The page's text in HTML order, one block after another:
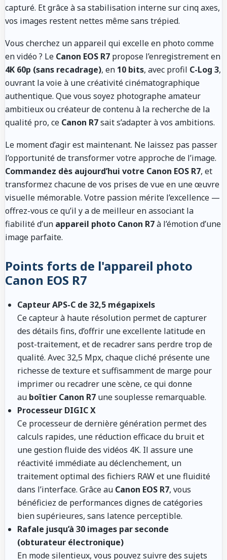
capturé. Et grâce à sa stabilisation interne sur cinq axes,
vos images restent nettes même sans trépied.
Vous cherchez un appareil qui excelle en photo comme
en vidéo ? Le Canon EOS R7 propose l’enregistrement en
4K 60p (sans recadrage), en 10 bits, avec profil C-Log 3,
ouvrant la voie à une créativité cinématographique
authentique. Que vous soyez photographe amateur
ambitieux ou créateur de contenu à la recherche de la
qualité pro, ce Canon R7sait s’adapter à vos ambitions.
Le moment d’agir est maintenant. Ne laissez pas passer
l’opportunité de transformer votre approche de l’image.
Commandez dès aujourd’hui votre Canon EOS R7, et
transformez chacune de vos prises de vue en une œuvre
visuelle mémorable. Votre passion mérite l’excellence —
offrez-vous ce qu’il y a de meilleur en associant la
fiabilité d’un appareil photo Canon R7à l’émotion d’une
image parfaite.
Points forts de l'appareil photo
Canon EOS R7
Capteur APS-C de 32,5 mégapixels
Ce capteur à haute résolution permet de capturer
des détails fins, d’offrir une excellente latitude en
post-traitement, et de recadrer sans perdre trop de
qualité. Avec 32,5 Mpx, chaque cliché présente une
richesse de texture et suffisamment de marge pour
imprimer ou recadrer une scène, ce qui donne
au boîtier Canon R7 une souplesse remarquable.
Processeur DIGIC X
Ce processeur de dernière génération permet des
calculs rapides, une réduction efficace du bruit et
une gestion fluide des vidéos 4K. Il assure une
réactivité immédiate au déclenchement, un
traitement optimal des fichiers RAW et une fluidité
dans l’interface. Grâce au Canon EOS R7, vous
bénéficiez de performances dignes de catégories
bien supérieures, sans latence perceptible.
Rafale jusqu’à 30 images par seconde
(obturateur électronique)
En mode silentieux, vous pouvez suivre des sujets